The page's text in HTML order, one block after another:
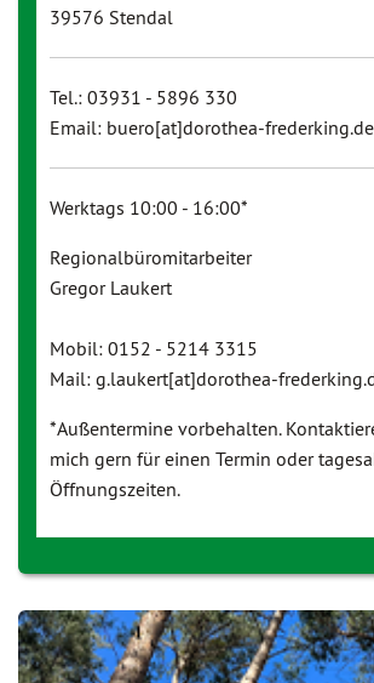
39576 Stendal
Tel.: 03931 - 5896 330
Email: buero[at]dorothea-frederking.de
Werktags 10:00 - 16:00*
Regionalbüromitarbeiter
Gregor Laukert
Mobil: 0152 - 5214 3315
Mail: g.laukert[at]dorothea-
*Außentermine vorbehalten.
mich gern für einen Termin oder
Öffnungszeiten.